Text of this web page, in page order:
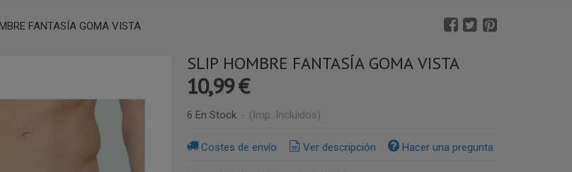
FANTASÍA GOMA VISTA
SLIP HOMBRE FANTASÍA GOMA VISTA
10,99 €
6 En Stock - (Imp. Incluidos)
Costes de envío Ver descripción Hacer una pregunta